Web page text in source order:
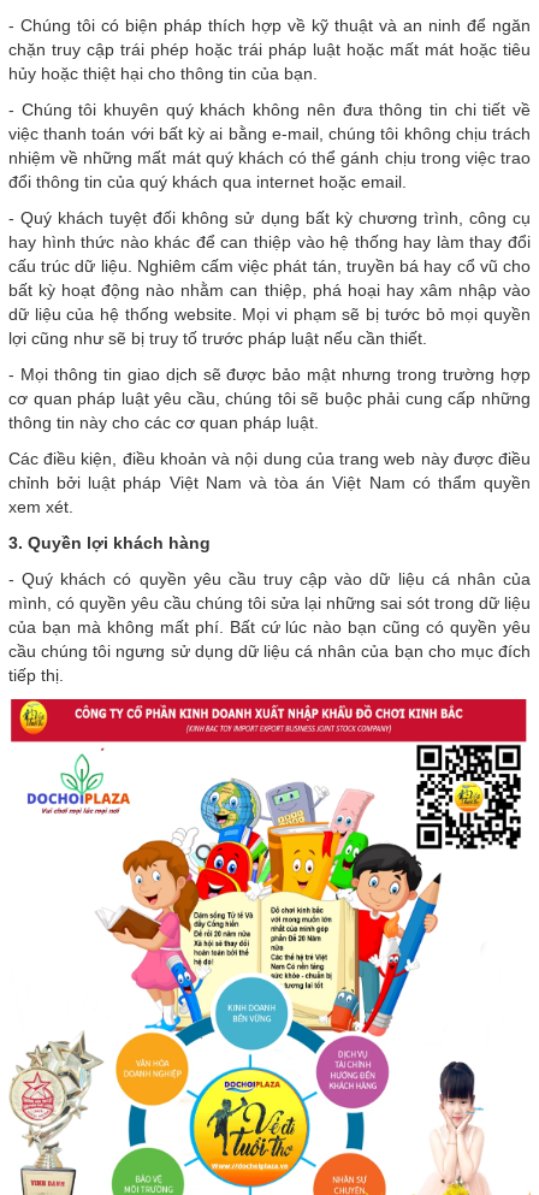
- Chúng tôi có biện pháp thích hợp về kỹ thuật và an ninh để ngăn
chặn truy cập trái phép hoặc trái pháp luật hoặc mất mát hoặc tiêu
hủy hoặc thiệt hại cho thông tin của bạn.
- Chúng tôi khuyên quý khách không nên đưa thông tin chi tiết về
việc thanh toán với bất kỳ ai bằng e-mail, chúng tôi không chịu trách
nhiệm về những mất mát quý khách có thể gánh chịu trong việc trao
đổi thông tin của quý khách qua internet hoặc email.
- Quý khách tuyệt đối không sử dụng bất kỳ chương trình, công cụ
hay hình thức nào khác để can thiệp vào hệ thống hay làm thay đổi
cấu trúc dữ liệu. Nghiêm cấm việc phát tán, truyền bá hay cổ vũ cho
bất kỳ hoạt động nào nhằm can thiệp, phá hoại hay xâm nhập vào
dữ liệu của hệ thống website. Mọi vi phạm sẽ bị tước bỏ mọi quyền
lợi cũng như sẽ bị truy tố trước pháp luật nếu cần thiết.
- Mọi thông tin giao dịch sẽ được bảo mật nhưng trong trường hợp
cơ quan pháp luật yêu cầu, chúng tôi sẽ buộc phải cung cấp những
thông tin này cho các cơ quan pháp luật.
Các điều kiện, điều khoản và nội dung của trang web này được điều
chỉnh bởi luật pháp Việt Nam và tòa án Việt Nam có thẩm quyền
xem xét.
3. Quyền lợi khách hàng
- Quý khách có quyền yêu cầu truy cập vào dữ liệu cá nhân của
mình, có quyền yêu cầu chúng tôi sửa lại những sai sót trong dữ liệu
của bạn mà không mất phí. Bất cứ lúc nào bạn cũng có quyền yêu
cầu chúng tôi ngưng sử dụng dữ liệu cá nhân của bạn cho mục đích
tiếp thị.